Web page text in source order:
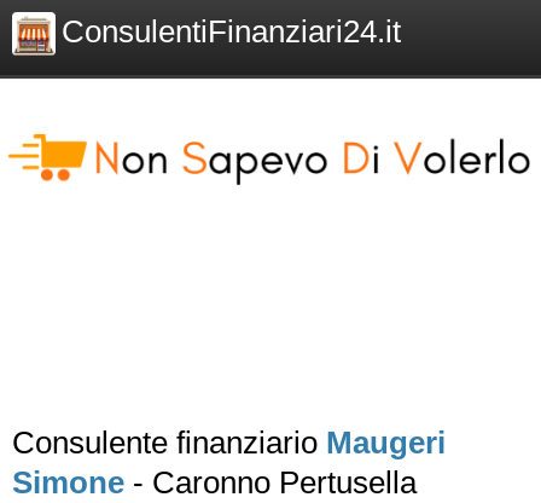
ConsulentiFinanziari24.it
Consulente finanziario Maugeri
Simone - Caronno Pertusella